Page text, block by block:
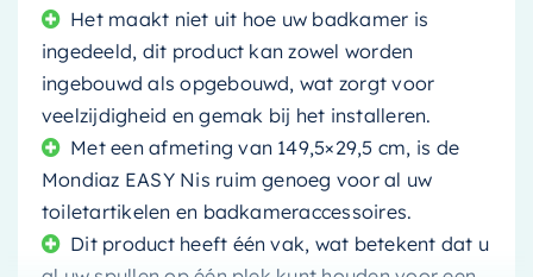
Het maakt niet uit hoe uw badkamer is
ingedeeld, dit product kan zowel worden
ingebouwd als opgebouwd, wat zorgt voor
veelzijdigheid en gemak bij het installeren.
Met een afmeting van 149,5×29,5 cm, is de
Mondiaz EASY Nis ruim genoeg voor al uw
toiletartikelen en badkameraccessoires.
Dit product heeft één vak, wat betekent dat u